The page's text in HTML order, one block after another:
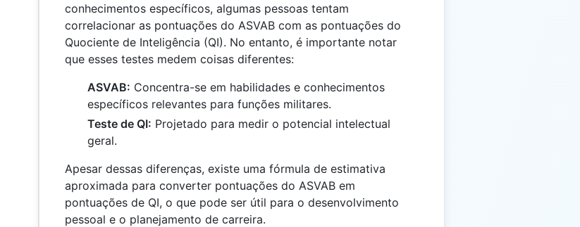
conhecimentos específicos, algumas pessoas tentam
correlacionar as pontuações do ASVAB com as pontuações do
Quociente de Inteligência (QI). No entanto, é importante notar
que esses testes medem coisas diferentes:
ASVAB: Concentra-se em habilidades e conhecimentos
específicos relevantes para funções militares.
Teste de QI: Projetado para medir o potencial intelectual
geral.
Apesar dessas diferenças, existe uma fórmula de estimativa
aproximada para converter pontuações do ASVAB em
pontuações de QI, o que pode ser útil para o desenvolvimento
pessoal e o planejamento de carreira.